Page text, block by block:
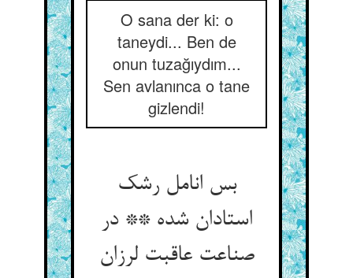
O sana der ki: o
taneydi... Ben de
onun tuzağıydım...
Sen avlanınca o tane
gizlendi!
بس انامل رشک
استادان شده ** در
صناعت عاقبت لرزان